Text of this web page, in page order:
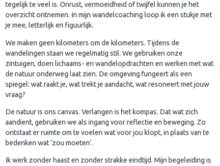
tegelijk te veel is. Onrust, vermoeidheid of twijfel kunnen je het
overzicht ontnemen. In mijn wandelcoaching loop ik een stukje met
je mee, letterlijk en figuurlijk.
We maken geen kilometers om de kilometers. Tijdens de
wandelingen staan we regelmatig stil. We gebruiken onze
zintuigen, doen lichaams- en wandelopdrachten en werken met wat
de natuur onderweg laat zien. De omgeving fungeert als een
spiegel: wat raakt je, wat trekt je aandacht, wat resoneert met jouw
vraag?
De natuur is ons canvas. Verlangen is het kompas. Dat wat zich
aandient, gebruiken we als ingang voor reflectie en beweging. Zo
ontstaat er ruimte om te voelen wat voor jou klopt, in plaats van te
bedenken wat ‘zou moeten’.
Ik werk zonder haast en zonder strakke eindtijd. Mijn begeleiding is